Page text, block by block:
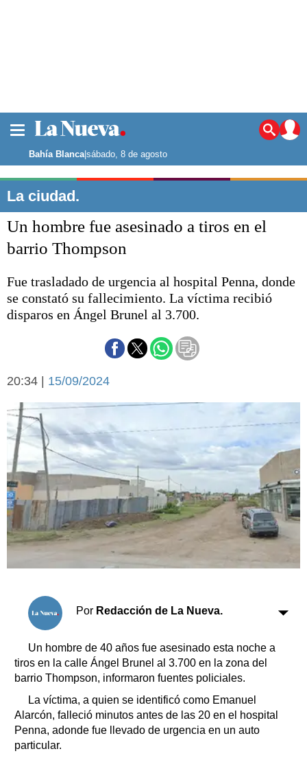
Noticias
La ciudad
Punta Alta
El mundo
Deportes
Escenario Olímpico
Liga del Sur
Básquetbol
Federal A
Arte y cultura
Economía y campo
Economía y finanzas
Con el campo
Espacio empresas
Sociedad y tiempo
libre
Sociedad
Tecnología
Turismo
Salud
Es viral
Fúnebres
Clasificados
Suplementos
Servicios
Farmacias
Transportes
Loterías
Datos Útiles
Bahía Blanca|sábado, 8 de agosto
La ciudad.
Un hombre fue asesinado a tiros en el
barrio Thompson
Fue trasladado de urgencia al hospital Penna, donde
se constató su fallecimiento. La víctima recibió
disparos en Ángel Brunel al 3.700.
20:34 | 15/09/2024
Por Redacción de La Nueva.
Un hombre de 40 años fue asesinado esta noche a
tiros en la calle Ángel Brunel al 3.700 en la zona del
barrio Thompson, informaron fuentes policiales.
La víctima, a quien se identificó como Emanuel
Alarcón, falleció minutos antes de las 20 en el hospital
Penna, adonde fue llevado de urgencia en un auto
particular.